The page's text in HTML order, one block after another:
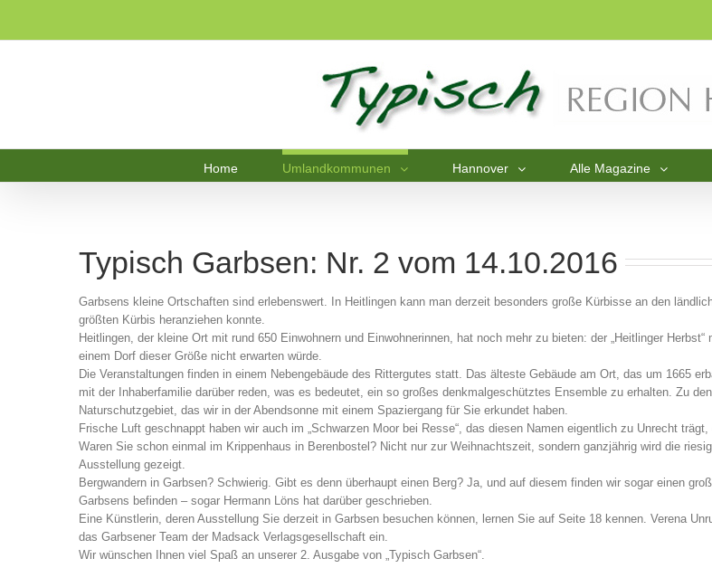
Home Umlandkommunen Hannover Alle Magazine
Typisch Garbsen: Nr. 2 vom 14.10.2016
Garbsens kleine Ortschaften sind erlebenswert. In Heitlingen kann man derzeit besonders große Kürbisse an den
größten Kürbis heranziehen konnte.
Heitlingen, der kleine Ort mit rund 650 Einwohnern und Einwohnerinnen, hat noch mehr zu bieten: der „Heitlinger
einem Dorf dieser Größe nicht erwarten würde.
Die Veranstaltungen finden in einem Nebengebäude des Rittergutes statt. Das älteste Gebäude am Ort, das um 1665
mit der Inhaberfamilie darüber reden, was es bedeutet, ein so großes denkmalgeschütztes Ensemble zu erhalten. Zu
Naturschutzgebiet, das wir in der Abendsonne mit einem Spaziergang für Sie erkundet haben.
Frische Luft geschnappt haben wir auch im „Schwarzen Moor bei Resse“, das diesen Namen eigentlich zu Unrecht
Waren Sie schon einmal im Krippenhaus in Berenbostel? Nicht nur zur Weihnachtszeit, sondern ganzjährig wird die
Ausstellung gezeigt.
Bergwandern in Garbsen? Schwierig. Gibt es denn überhaupt einen Berg? Ja, und auf diesem finden wir sogar einen
Garbsens befinden – sogar Hermann Löns hat darüber geschrieben.
Eine Künstlerin, deren Ausstellung Sie derzeit in Garbsen besuchen können, lernen Sie auf Seite 18 kennen. Verena
das Garbsener Team der Madsack Verlagsgesellschaft ein.
Wir wünschen Ihnen viel Spaß an unserer 2. Ausgabe von „Typisch Garbsen“.